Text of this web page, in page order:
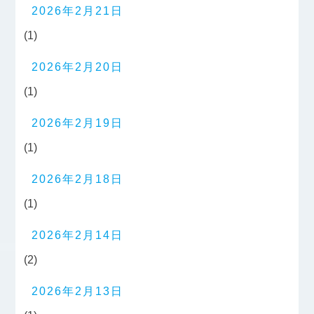
2026年2月21日
(1)
2026年2月20日
(1)
2026年2月19日
(1)
2026年2月18日
(1)
2026年2月14日
(2)
2026年2月13日